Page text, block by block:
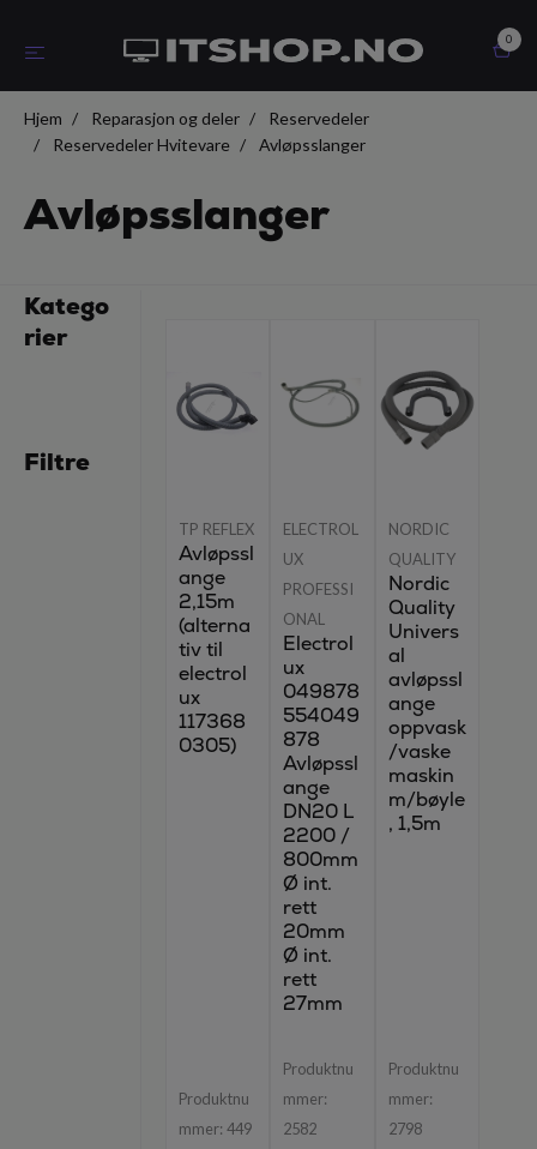
0
Hjem Reparasjon og deler
Reservedeler
Reservedeler Hvitevare
Avløpsslanger
Avløpsslanger
Katego
rier
Filtre
TP REFLEX
Avløpssl
ange
2,15m
(alterna
tiv til
electrol
ux
117368
0305)
Produktnu
mmer: 449
ELECTROL
UX
PROFESSI
ONAL
Electrol
ux
049878
554049
878
Avløpssl
ange
DN20 L
2200 /
800mm
Ø int.
rett
20mm
Ø int.
rett
27mm
Produktnu
mmer:
2582
NORDIC
QUALITY
Nordic
Quality
Univers
al
avløpssl
ange
oppvask
/vaske
maskin
m/bøyle
, 1,5m
Produktnu
mmer:
2798